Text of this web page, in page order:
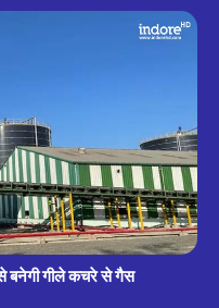
बनेगी गीले कचरे से गैस